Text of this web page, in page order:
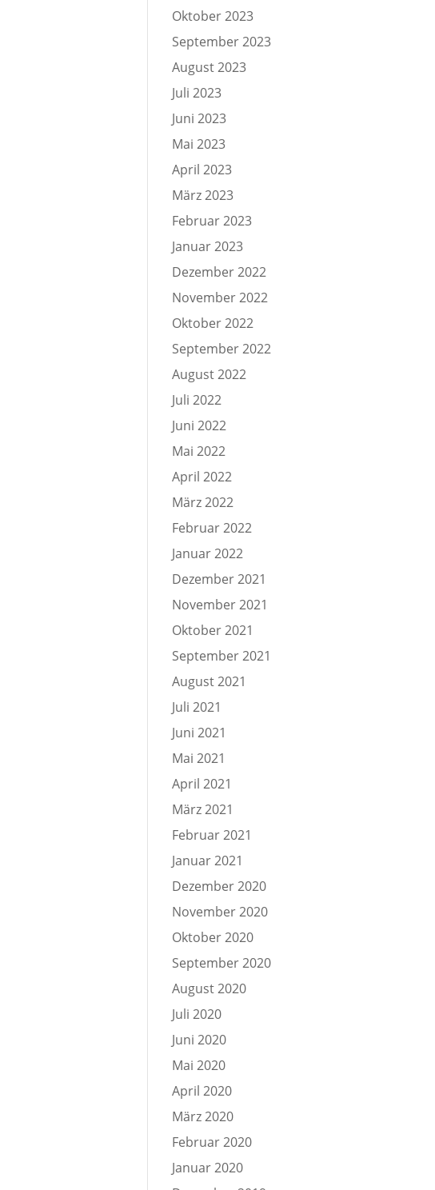
Oktober 2023
September 2023
August 2023
Juli 2023
Juni 2023
Mai 2023
April 2023
März 2023
Februar 2023
Januar 2023
Dezember 2022
November 2022
Oktober 2022
September 2022
August 2022
Juli 2022
Juni 2022
Mai 2022
April 2022
März 2022
Februar 2022
Januar 2022
Dezember 2021
November 2021
Oktober 2021
September 2021
August 2021
Juli 2021
Juni 2021
Mai 2021
April 2021
März 2021
Februar 2021
Januar 2021
Dezember 2020
November 2020
Oktober 2020
September 2020
August 2020
Juli 2020
Juni 2020
Mai 2020
April 2020
März 2020
Februar 2020
Januar 2020